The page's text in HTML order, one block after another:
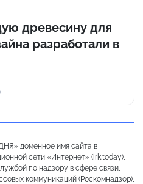
древесину для
разработали в
доменное имя сайта в
сети «Интернет» (irk.today),
по надзору в сфере связи,
коммуникаций (Роскомнадзор),